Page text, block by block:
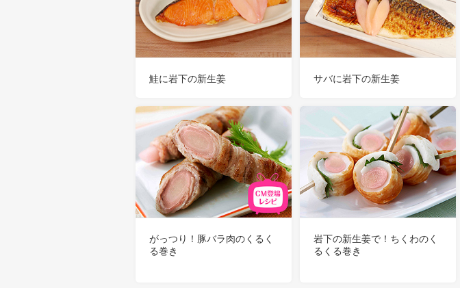
鮭に岩下の新生姜 サバに岩下の新生姜
がっつり！豚バラ肉のくるく
る巻き
岩下の新生姜で！ちくわのく
るくる巻き